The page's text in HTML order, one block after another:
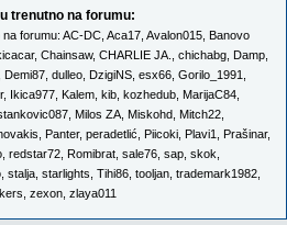
trenutno na forumu:
forumu: AC-DC Aca17 Avalon015 Banovo
, Chainsaw, CHARLIE JA. chichabg Damp
Demi87 dulleo DzigiNS esx66 Gorilo_1991
, Ikica977 Kalem kib kozhedub MarijaC84
Milos ZA Miskohd Mitch22
Panter, peradetlić Piicoki Plavi1 Prašinar,
redstar72 Romibrat sale76 sap skok
stalja starlights Tihi86 tooljan trademark1982
zexon zlaya011